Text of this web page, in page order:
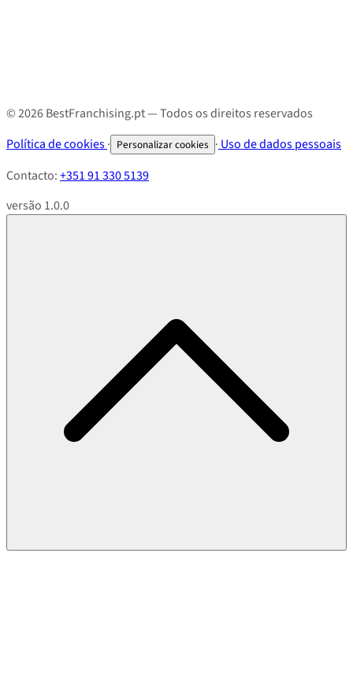
© 2026 BestFranchising.pt — Todos os direitos reservados
Política de cookies· Personalizar cookies · Uso de dados pessoais
Contacto:+351 91 330 5139
versão 1.0.0